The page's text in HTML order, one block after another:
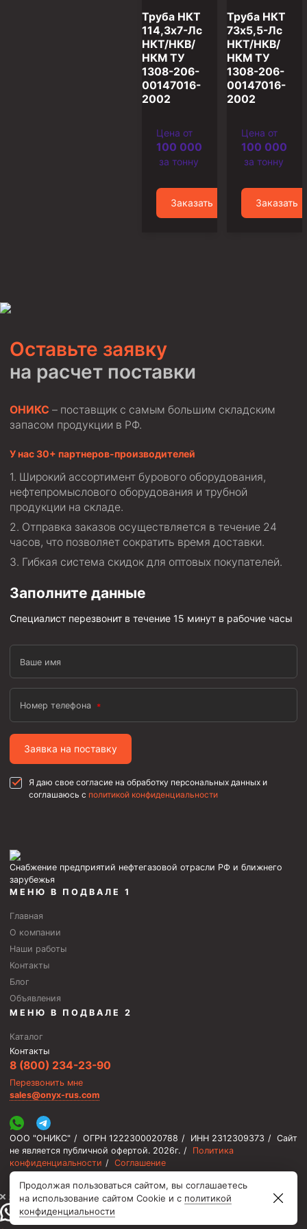
Муфта ОТТГ 127
Муфта ОТТГ 114
Фонтанная и запорная арматура
высокого давления
Задвижки буровые
Буровые насосы
Противовыбросовое оборудование
Системы верхнего привода (СВП)
Элеваторы трубные
Буровые установки
Циркуляционные системы и оборудование для
Головки цементировочные универсальные
скважин УЭЦС
Турбулизаторы типа ЦТ
Разъединители резьбовые РР
Клапаны обратные
Краны шаровые и пробковые
Муфты ступенчатого цементирования
Пробки цементировочные
Скребки корончатые СК и тросовые СТ
Герметизаторы устьевые
Инструмент для бурения и КРС (ловильный, аварийный)
Перья для резки кабеля
Перья гидромониторные
Пауки гидравлические
Пауки механические
Желонки
Ерши механические
Труба НКТ
114,3х7-Лс
НКТ/НКВ/
НКМ ТУ
1308-206-
00147016-
2002
Цена от
100 000
за тонну
Заказать
Труба НКТ
73х5,5-Лс
НКТ/НКВ/
НКМ ТУ
1308-206-
00147016-
2002
Цена от
100 000
за тонну
Заказать
Оставьте заявку
на расчет поставки
ОНИКС – поставщик с самым большим складским
запасом продукции в РФ.
У нас 30+ партнеров-производителей
Широкий ассортимент бурового оборудования,
нефтепромыслового оборудования и трубной
продукции на складе.
Отправка заказов осуществляется в течение 24
часов, что позволяет сократить время доставки.
Гибкая система скидок для оптовых покупателей.
Заполните данные
Специалист перезвонит в течение 15 минут в рабочие часы
Ваше имя
Номер телефона
Заявка на поставку
Я даю свое согласие на обработку персональных данных и
соглашаюсь с политикой конфиденциальности
Снабжение предприятий нефтегазовой отрасли РФ и ближнего
зарубежья
МЕНЮ В ПОДВАЛЕ 1
Главная
О компании
Наши работы
Контакты
Блог
Объявления
МЕНЮ В ПОДВАЛЕ 2
Каталог
Контакты
8 (800) 234-23-90
Перезвонить мне
sales@onyx-rus.com
ООО "ОНИКС" / ОГРН 1222300020788 / ИНН 2312309373 / Сайт
не является публичной офертой. 2026г. /
Политика
конфиденциальности / Соглашение
⚡️ Мы онлайн, ответим быстро
Продолжая пользоваться сайтом, вы соглашаетесь
на использование сайтом Cookie и с политикой
конфиденциальности